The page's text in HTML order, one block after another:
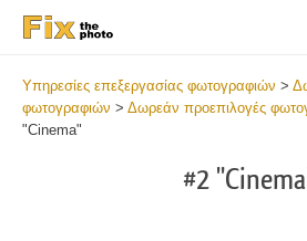
Υπηρεσίες επεξεργασίας φωτογραφιών >
φωτογραφιών > Δωρεάν προεπιλογές
"Cinema"
#2